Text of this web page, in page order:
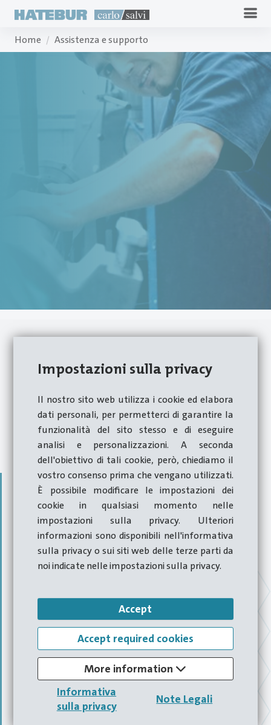
Impostazioni sulla privacy
Il nostro sito web utilizza i cookie ed elabora
dati personali, per permetterci di garantire la
funzionalità del sito stesso e di eseguire
analisi e personalizzazioni. A seconda
dell'obiettivo di tali cookie, però, chiediamo il
vostro consenso prima che vengano utilizzati.
È possibile modificare le impostazioni dei
cookie in qualsiasi momento nelle
impostazioni sulla privacy. Ulteriori
informazioni sono disponibili nell'informativa
sulla privacy o sui siti web delle terze parti da
noi indicate nelle impostazioni sulla privacy.
Accept
Accept required cookies
More information
Informativa
sulla privacy
Note Legali
Home Assistenza e supporto
Hatebur significa parlare la stessa lingua
quando si tratta di assistenza al Cliente.
advantage.
Hatebur & Carlo Salvi
Interventi di riparazione tempestivi,